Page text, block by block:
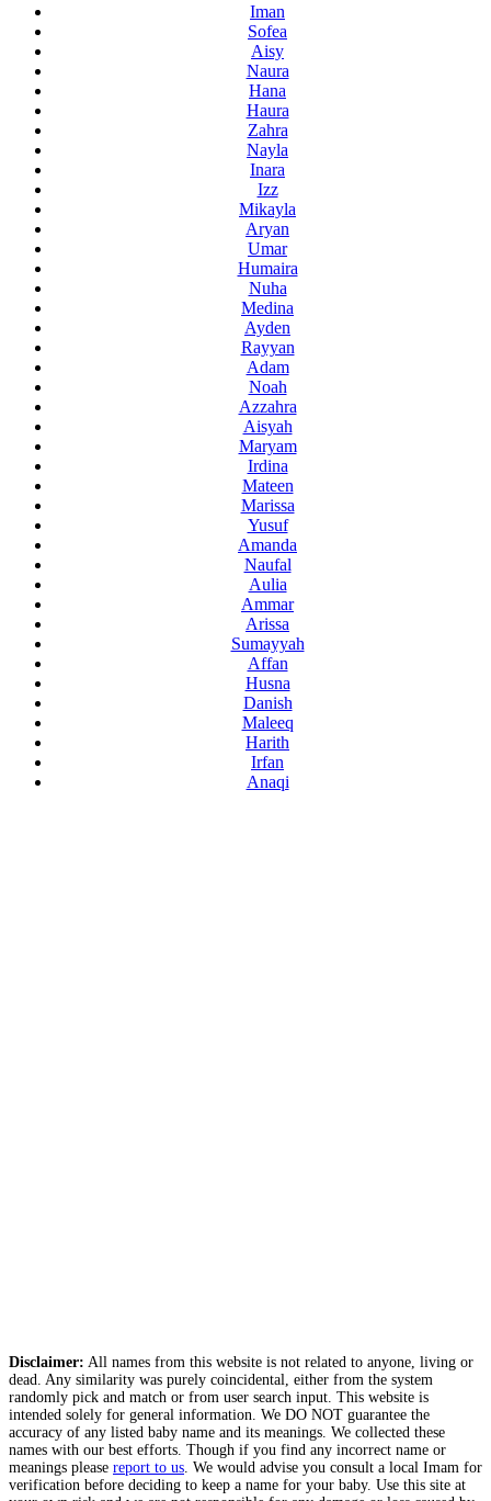
Iman
Sofea
Aisy
Naura
Hana
Haura
Zahra
Nayla
Inara
Izz
Mikayla
Aryan
Umar
Humaira
Nuha
Medina
Ayden
Rayyan
Adam
Noah
Azzahra
Aisyah
Maryam
Irdina
Mateen
Marissa
Yusuf
Amanda
Naufal
Aulia
Ammar
Arissa
Sumayyah
Affan
Husna
Danish
Maleeq
Harith
Irfan
Anaqi
Disclaimer: All names from this website is not related to anyone, living or
dead. Any similarity was purely coincidental, either from the system
randomly pick and match or from user search input. This website is
intended solely for general information. We DO NOT guarantee the
accuracy of any listed baby name and its meanings. We collected these
names with our best efforts. Though if you find any incorrect name or
meanings please report to us . We would advise you consult a local Imam for
verification before deciding to keep a name for your baby. Use this site at